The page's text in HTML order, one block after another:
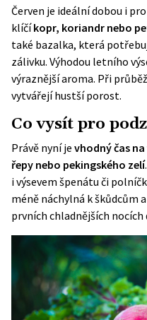
Červen je ideální dobou i
klíčíkopr, koriandr nebo
také bazalka, která
zálivku. Výhodou letního
výraznější aroma. Při
vytvářejí hustší porost.
Co vysít pro
Právě nyní je vhodný čas
řepy nebo pekingského zelí
i výsevem špenátu či
méně náchylná k škůdcům
prvních chladnějších nocích